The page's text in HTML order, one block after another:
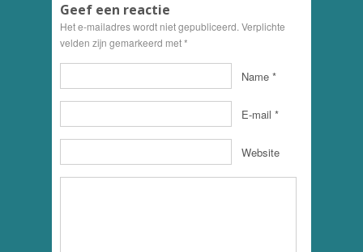
Geef een reactie
Het e-mailadres wordt niet gepubliceerd. Verplichte
velden zijn gemarkeerd met*
Name *
E-mail *
Website